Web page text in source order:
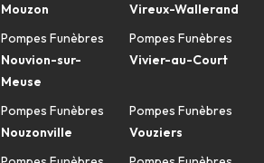
Mouzon
Pompes Funèbres
Nouvion-sur-
Meuse
Pompes Funèbres
Nouzonville
Vireux-Wallerand
Pompes Funèbres
Vivier-au-Court
Pompes Funèbres
Vouziers